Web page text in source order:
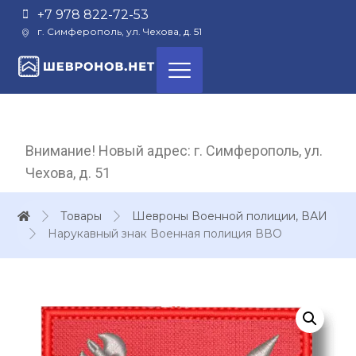
+7 978 822-72-53
г. Симферополь, ул. Чехова, д. 51
Внимание! Новый адрес: г. Симферополь, ул.
Чехова, д. 51
Товары
Шевроны Военной полиции, ВАИ
Нарукавный знак Военная полиция ВВО